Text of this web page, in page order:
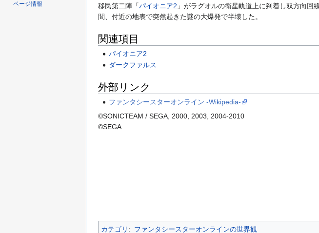
移
動
移民第二陣「パイオニア2 」がラグオルの衛星軌道上に到着し双方向
間、付近の地表で突然起きた謎の大爆発で半壊した。
関連項目
パイオニア2
ダークファルス
外部リンク
ファンタシースターオンライン -Wikipedia-
©SONICTEAM / SEGA, 2000, 2003, 2004-2010
©SEGA
カテゴリ : ファンタシースターオンラインの世界観
ページ情報